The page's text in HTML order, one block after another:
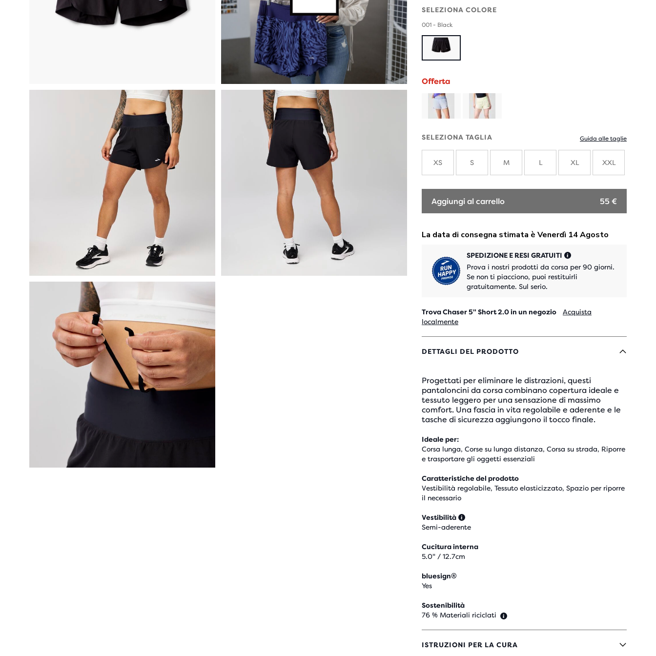
SELEZIONA COLORE
001 - Black
Offerta
SELEZIONA TAGLIA Guida alle taglie
XS S M L XL XXL
Aggiungi al carrello 55 €
SPEDIZIONE E RESI GRATUITI
Prova i nostri prodotti da corsa per 90 giorni.
Se non ti piacciono, puoi restituirli
gratuitamente. Sul serio.
Trova Chaser 5" Short 2.0 in un negozio
Acquista
localmente
DETTAGLI DEL PRODOTTO
Progettati per eliminare le distrazioni, questi
pantaloncini da corsa combinano copertura ideale e
tessuto leggero per una sensazione di massimo
comfort. Una fascia in vita regolabile e aderente e le
tasche di sicurezza aggiungono il tocco finale.
Ideale per:
Corsa lunga, Corse su lunga distanza, Corsa su strada, Riporre
e trasportare gli oggetti essenziali
Caratteristiche del prodotto
Vestibilità regolabile, Tessuto elasticizzato, Spazio per riporre
il necessario
Vestibilità
Semi-aderente
Cucitura interna
5.0" / 12.7cm
bluesign®
Yes
Sostenibilità
76 % Materiali riciclati
ISTRUZIONI PER LA CURA